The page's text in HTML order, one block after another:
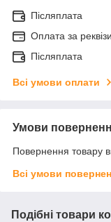
Післяплата
Оплата за
Післяплата
Всі умови оплати
Умови
Повернення товару
Всі умови
Подібні товари